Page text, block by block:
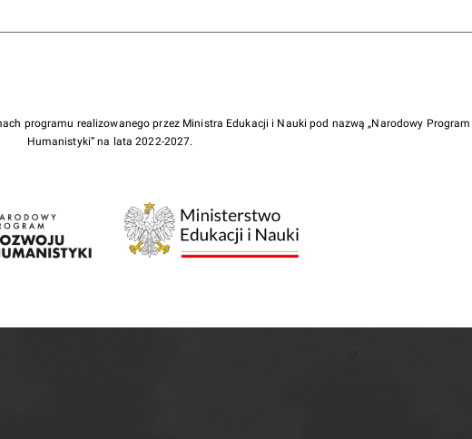
programu realizowanego przez Ministra Edukacji i Nauki pod nazwą „Narodowy Program
Humanistyki” na lata 2022-2027.